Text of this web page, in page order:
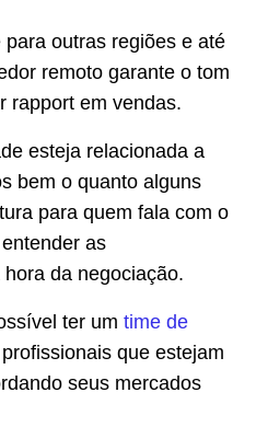
outras regiões e até
remoto garante o tom
rapport em vendas.
esteja relacionada a
bem o quanto alguns
para quem fala com o
as
da negociação.
ter um time de
que estejam
seus mercados